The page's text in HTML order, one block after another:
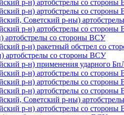
р-н) артобстрелы со
р-н) артобстрелы со
Советский р-ны)
р-н) артобстрелы со
артобстрелы со стороны ВСУ
р-н) ракетный обстрел со
артобстрелы со стороны ВСУ
р-н) применения ударного
р-н) артобстрелы со
р-н) артобстрелы со
р-н) артобстрелы со
Советский р-ны)
р-н) артобстрелы со